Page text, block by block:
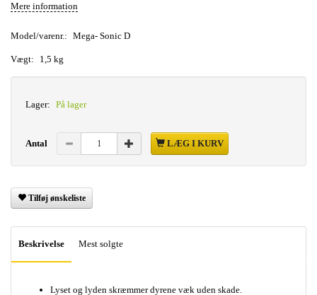
Mere information
Model/varenr.: Mega- Sonic D
Vægt: 1,5 kg
Lager: På lager
Antal LÆG I KURV
Tilføj ønskeliste
Beskrivelse Mest solgte
Lyset og lyden skræmmer dyrene væk uden skade.